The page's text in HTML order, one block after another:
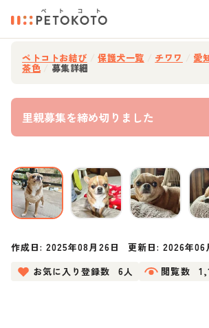
ペトコトお結び 保護犬一覧 チワワ 愛
茶色 募集詳細
里親募集を締め切りました
作成日:2025年08月26日 更新日: 2026年06
お気に入り登録数
6人 閲覧数